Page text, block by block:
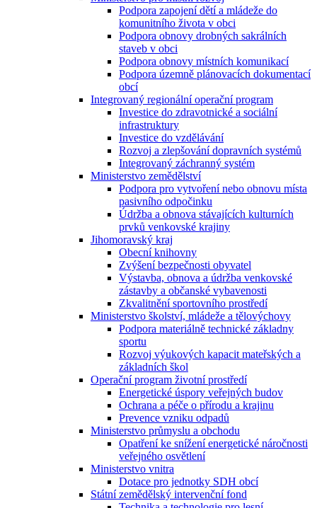
Podpora zapojení dětí a mládeže do
komunitního života v obci
Podpora obnovy drobných sakrálních
staveb v obci
Podpora obnovy místních komunikací
Podpora územně plánovacích dokumentací
obcí
Integrovaný regionální operační program
Investice do zdravotnické a sociální
infrastruktury
Investice do vzdělávání
Rozvoj a zlepšování dopravních systémů
Integrovaný záchranný systém
Ministerstvo zemědělství
Podpora pro vytvoření nebo obnovu místa
pasivního odpočinku
Údržba a obnova stávajících kulturních
prvků venkovské krajiny
Jihomoravský kraj
Obecní knihovny
Zvýšení bezpečnosti obyvatel
Výstavba, obnova a údržba venkovské
zástavby a občanské vybavenosti
Zkvalitnění sportovního prostředí
Ministerstvo školství, mládeže a tělovýchovy
Podpora materiálně technické základny
sportu
Rozvoj výukových kapacit mateřských a
základních škol
Operační program životní prostředí
Energetické úspory veřejných budov
Ochrana a péče o přírodu a krajinu
Prevence vzniku odpadů
Ministerstvo průmyslu a obchodu
Opatření ke snížení energetické náročnosti
veřejného osvětlení
Ministerstvo vnitra
Dotace pro jednotky SDH obcí
Státní zemědělský intervenční fond